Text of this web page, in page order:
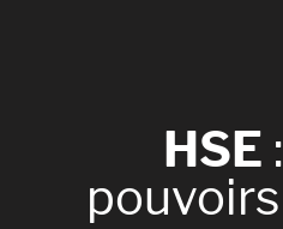
HSE :
pouvoirs